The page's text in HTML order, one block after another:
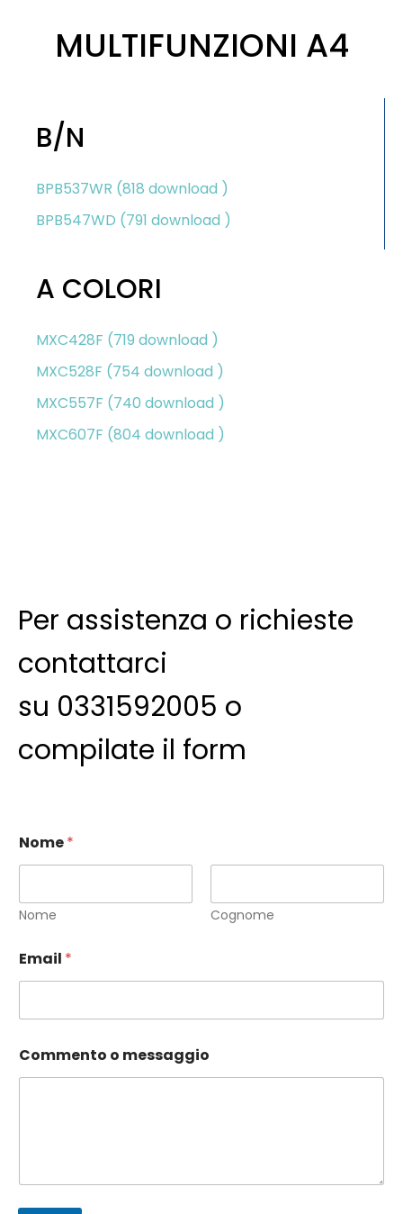
MULTIFUNZIONI A4
B/N
BPB537WR (818 download )
BPB547WD (791 download )
A COLORI
MXC428F (719 download )
MXC528F (754 download )
MXC557F (740 download )
MXC607F (804 download )
Per assistenza o richieste
contattarci
su 0331592005 o
compilate il form
Nome*
Nome Cognome
E
m
i
E
m
a
Email *
Commento o messaggio